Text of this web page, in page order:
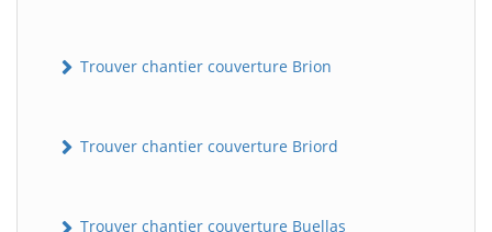
Trouver chantier couverture Brion
Trouver chantier couverture Briord
Trouver chantier couverture Buellas